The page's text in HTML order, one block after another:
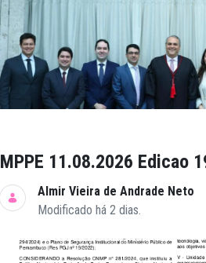
MPPE 11.08.2026 Edicao
Almir Vieira de Andrade Neto
Modificado há 2 dias.